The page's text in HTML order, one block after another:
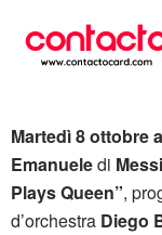
Martedì 8 ottobre
Emanueledi
Plays Queen”,
d’orchestra Diego